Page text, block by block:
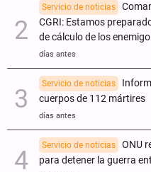
Servicio de noticias
CGRI: Estamos
de cálculo de los
días antes
Servicio de noticias
cuerpos de 112 mártires
días antes
Servicio de noticias
ONU
para detener la guerra